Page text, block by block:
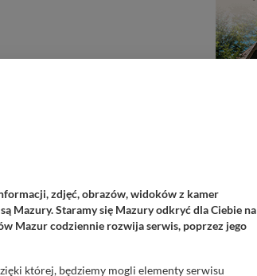
zdjęć, obrazów, widoków z kamer
Mazury. Staramy się Mazury odkryć dla Ciebie na
Mazur codziennie rozwija serwis, poprzez jego
której, będziemy mogli elementy serwisu